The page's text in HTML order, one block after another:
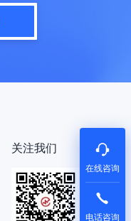
关注我们
在线咨询
电话咨询